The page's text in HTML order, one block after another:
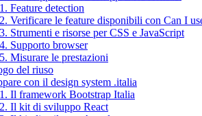
Feature detection
Verificare le feature disponibili con Can I
Strumenti e risorse per CSS e JavaScript
Supporto browser
Misurare le prestazioni
del riuso
con il design system .italia
Il framework Bootstrap Italia
Il kit di sviluppo React